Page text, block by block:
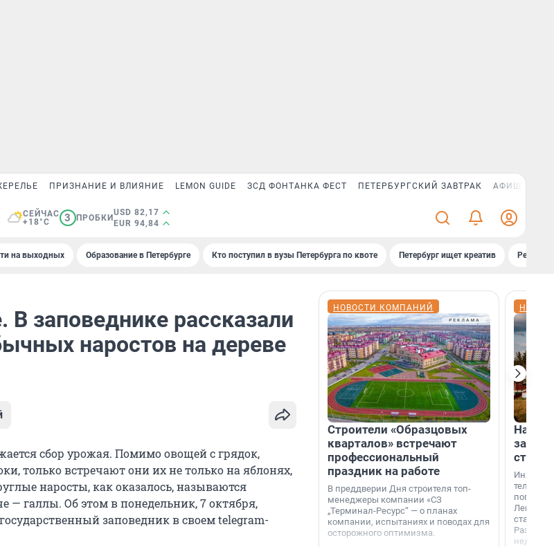
ПРИЗНАНИЕ И ВЛИЯНИЕ LEMON GUIDE ЗСД ФОНТАНКА ФЕСТ ПЕТЕРБУРГСКИЙ ЗАВТРАК АФИША PLUS
СЕЙЧАС
+18°C
3 ПРОБКИ
USD 82,17
EUR 94,84
на выходных Образование в Петербурге Кто поступил в вузы Петербурга по квоте Петербург ищет креатив
В заповеднике рассказали
наростов на дереве
сбор урожая. Помимо овощей с грядок,
только встречают они их не только на яблонях,
наросты, как оказалось, называются
— галлы. Об этом в понедельник, 7 октября,
заповедник в своем telegram-
НОВОСТИ КОМПАНИЙ
Строители «Образцовых
кварталов» встречают
профессиональный
праздник на работе
В преддверии Дня строителя топ-
менеджеры компании «СЗ
„Терминал-Ресурс“ — о планах
компании, испытаниях и поводах для
осторожного оптимизма.
На
станции